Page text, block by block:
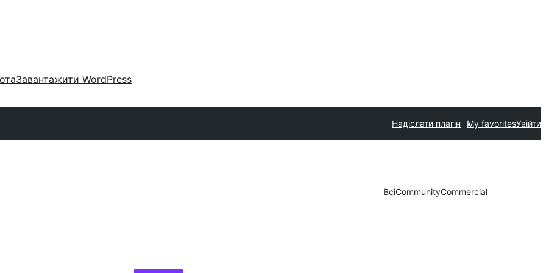
Завантажити WordPress
Надіслати плагін My favoritesУвійти
ВсіCommunityCommercial